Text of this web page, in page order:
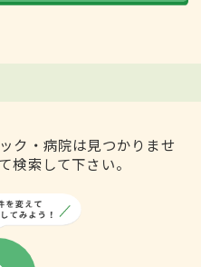
ク・病院は見つかりませ
検索して下さい。